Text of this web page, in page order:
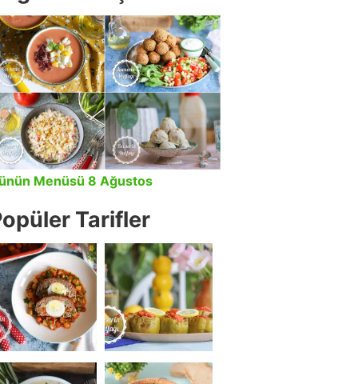
Menüsü 8 Ağustos
Tarifler